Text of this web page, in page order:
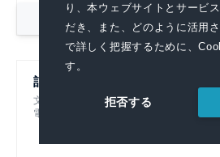
り、本ウェブサイトとサービ
だき、また、どのように活用
で詳しく把握するために、
す。
拒否する
記者ハンドブック第14版
文書を書くすべての人におすすめです！
電子書籍も発売中！